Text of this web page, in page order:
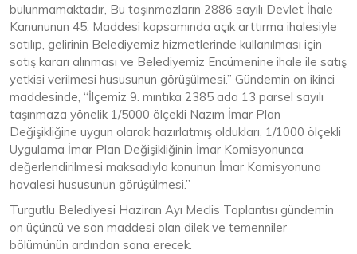
bulunmamaktadır, Bu taşınmazların 2886 sayılı Devlet İhale
Kanununun 45. Maddesi kapsamında açık arttırma ihalesiyle
satılıp, gelirinin Belediyemiz hizmetlerinde kullanılması için
satış kararı alınması ve Belediyemiz Encümenine ihale ile satış
yetkisi verilmesi hususunun görüşülmesi.” Gündemin on ikinci
maddesinde, “İlçemiz 9. mıntıka 2385 ada 13 parsel sayılı
taşınmaza yönelik 1/5000 ölçekli Nazım İmar Plan
Değişikliğine uygun olarak hazırlatmış oldukları, 1/1000 ölçekli
Uygulama İmar Plan Değişikliğinin İmar Komisyonunca
değerlendirilmesi maksadıyla konunun İmar Komisyonuna
havalesi hususunun görüşülmesi.”
Turgutlu Belediyesi Haziran Ayı Meclis Toplantısı gündemin
on üçüncü ve son maddesi olan dilek ve temenniler
bölümünün ardından sona erecek.